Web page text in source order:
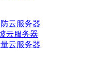
云服务器
云服务器
云服务器